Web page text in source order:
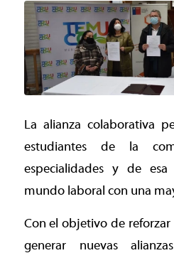
La alianza colaborativa
estudiantes de la
especialidades y de
mundo laboral con una
Con el objetivo de
generar nuevas